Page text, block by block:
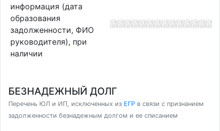
информация (дата
образования
задолженности, ФИО
руководителя), при
наличии
БЕЗНАДЕЖНЫЙ ДОЛГ
Перечень ЮЛ и ИП, исключенных из ЕГР в связи с признанием
задолженности безнадежным долгом и ее списанием